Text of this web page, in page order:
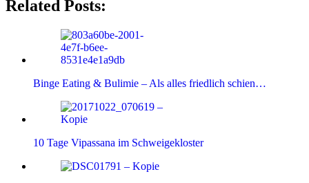
Related Posts:
Binge Eating & Bulimie – Als alles friedlich schien…
10 Tage Vipassana im Schweigekloster